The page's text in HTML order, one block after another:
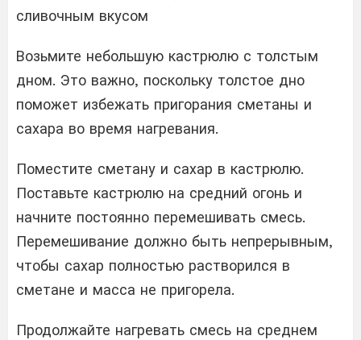
сливочным вкусом
Возьмите небольшую кастрюлю с толстым
дном. Это важно, поскольку толстое дно
поможет избежать пригорания сметаны и
сахара во время нагревания.
Поместите сметану и сахар в кастрюлю.
Поставьте кастрюлю на средний огонь и
начните постоянно перемешивать смесь.
Перемешивание должно быть непрерывным,
чтобы сахар полностью растворился в
сметане и масса не пригорела.
Продолжайте нагревать смесь на среднем